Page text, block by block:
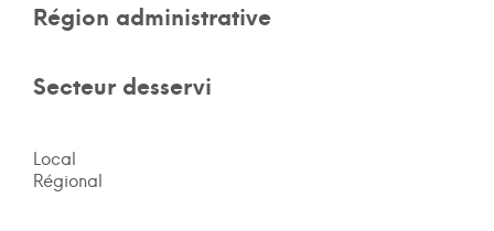
Région administrative
Secteur desservi
Local
Régional